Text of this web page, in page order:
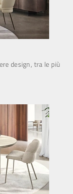
design, tra le più